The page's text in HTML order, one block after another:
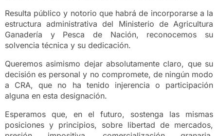
Resulta público y notorio que habrá de incorporarse a la
estructura administrativa del Ministerio de Agricultura
Ganadería y Pesca de Nación, reconocemos su
solvencia técnica y su dedicación.
Queremos asimismo dejar absolutamente claro, que su
decisión es personal y no compromete, de ningún modo
a CRA, que no ha tenido injerencia o participación
alguna en esta designación.
Esperamos que, en el futuro, sostenga las mismas
posiciones y principios, sobre libertad de mercados,